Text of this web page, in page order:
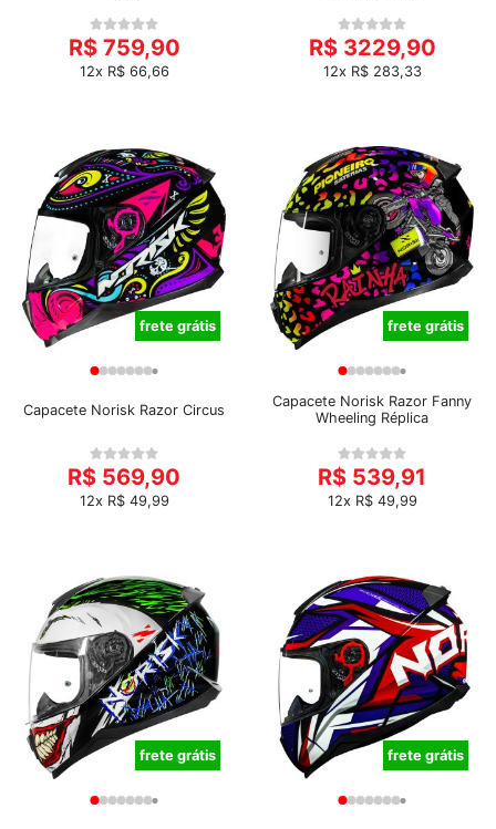
R$ 759,90
12x R$ 66,66
R$ 3229,90
12x R$ 283,33
frete grátis
Capacete Norisk Razor Circus
R$ 569,90
12x R$ 49,99
frete grátis
Capacete Norisk Razor Fanny
Wheeling Réplica
R$ 539,91
12x R$ 49,99
frete grátis frete grátis